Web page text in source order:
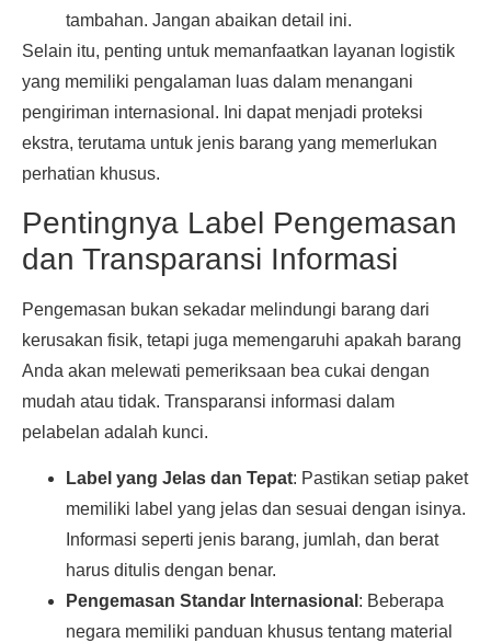
tambahan. Jangan abaikan detail ini.
Selain itu, penting untuk memanfaatkan layanan logistik
yang memiliki pengalaman luas dalam menangani
pengiriman internasional. Ini dapat menjadi proteksi
ekstra, terutama untuk jenis barang yang memerlukan
perhatian khusus.
Pentingnya Label Pengemasan
dan Transparansi Informasi
Pengemasan bukan sekadar melindungi barang dari
kerusakan fisik, tetapi juga memengaruhi apakah barang
Anda akan melewati pemeriksaan bea cukai dengan
mudah atau tidak. Transparansi informasi dalam
pelabelan adalah kunci.
Label yang Jelas dan Tepat: Pastikan setiap paket
memiliki label yang jelas dan sesuai dengan isinya.
Informasi seperti jenis barang, jumlah, dan berat
harus ditulis dengan benar.
Pengemasan Standar Internasional : Beberapa
negara memiliki panduan khusus tentang material